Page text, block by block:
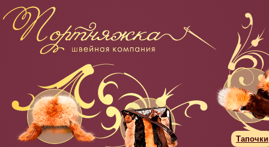
Тапочки